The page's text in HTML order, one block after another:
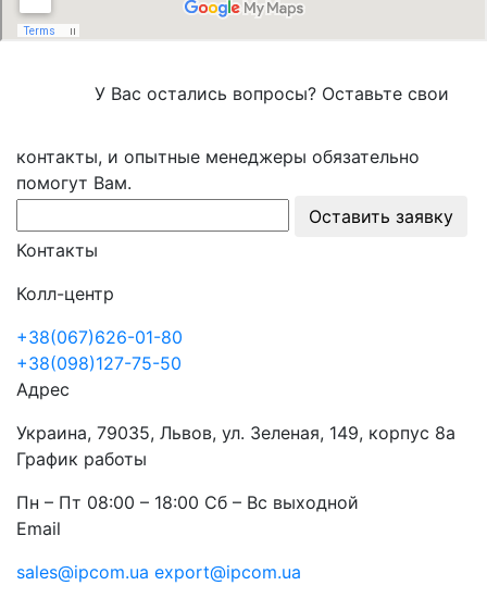
У Вас остались вопросы? Оставьте свои
контакты, и опытные менеджеры обязательно
помогут Вам.
Оставить заявку
Контакты
Колл-центр
+38(067)626-01-80
+38(098)127-75-50
Адрес
Украина, 79035, Львов, ул. Зеленая, 149, корпус 8а
График работы
Пн – Пт 08:00 – 18:00 Сб – Вс выходной
Email
sales@ipcom.ua export@ipcom.ua